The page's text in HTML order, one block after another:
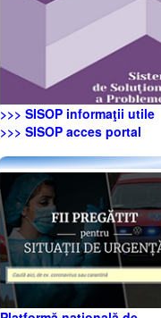
>>> SISOP informaţii utile
>>> SISOP acces portal